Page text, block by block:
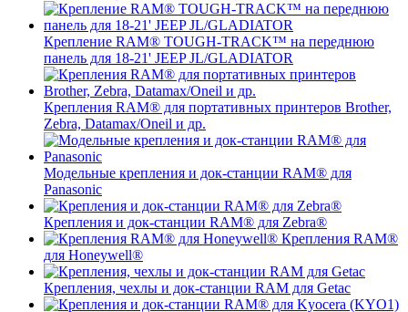
Крепление RAM® TOUGH-TRACK™ на переднюю
панель для 18-21' JEEP JL/GLADIATOR
Крепления RAM® для портативных принтеров Brother,
Zebra, Datamax/Oneil и др.
Модельные крепления и док-станции RAM® для
Panasonic
Крепления и док-станции RAM® для Zebra®
Крепления RAM®
для Honeywell®
Крепления, чехлы и док-станции RAM для Getac